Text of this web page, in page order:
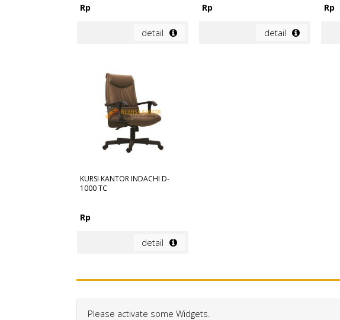
Rp
detail
Rp
detail
Rp
KURSI KANTOR INDACHI D-
1000 TC
Rp
detail
Please activate some Widgets.